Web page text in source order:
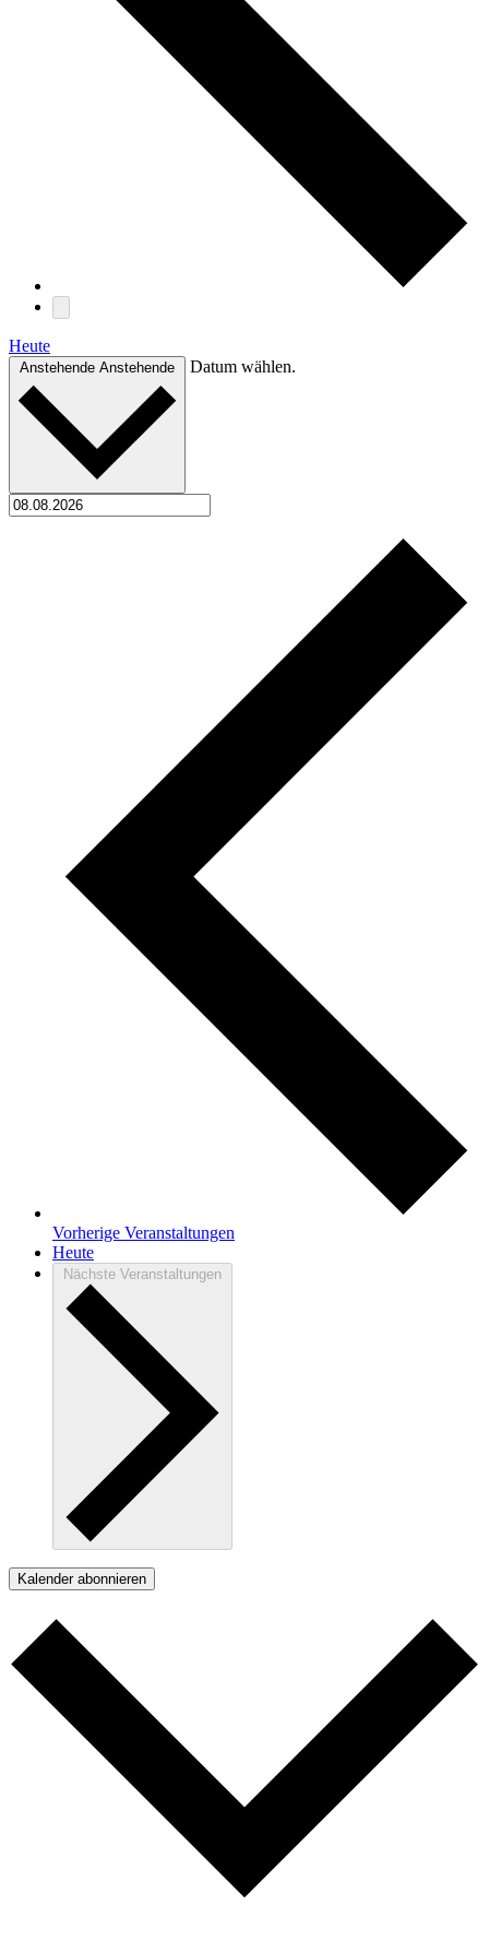
Heute
Anstehende Anstehende Datum wählen.
Vorherige Veranstaltungen
Heute
Nächste Veranstaltungen
Kalender abonnieren